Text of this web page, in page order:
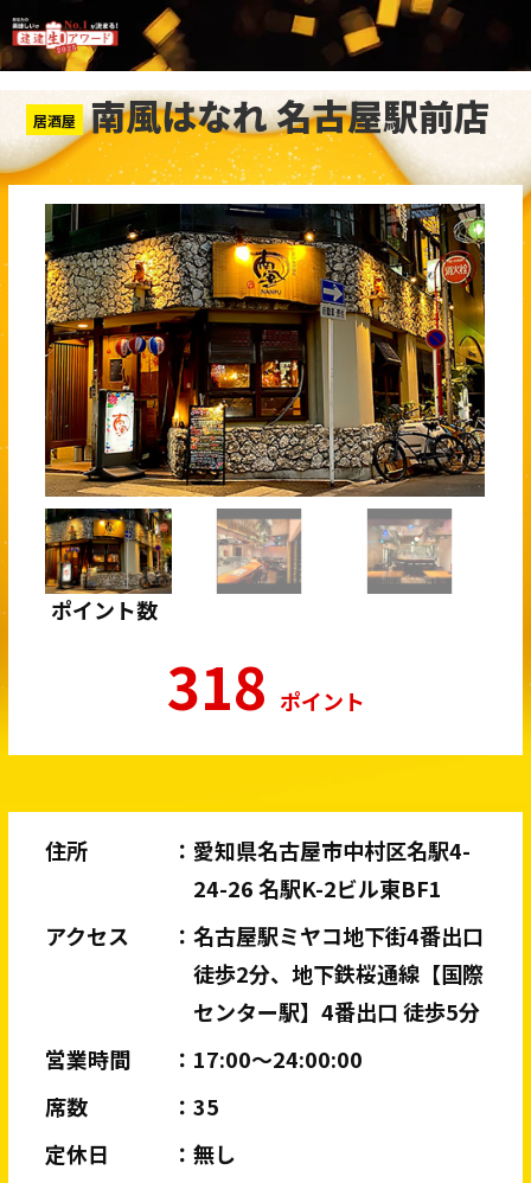
居酒屋 南風はなれ 名古屋駅前店
ポイント数
318 ポイント
住所
愛知県名古屋市中村区名駅4-
24-26 名駅K-2ビル東BF1
アクセス
名古屋駅ミヤコ地下街4番出口
徒歩2分、地下鉄桜通線【国際
センター駅】4番出口 徒歩5分
営業時間
17:00〜24:00:00
席数
35
定休日
無し